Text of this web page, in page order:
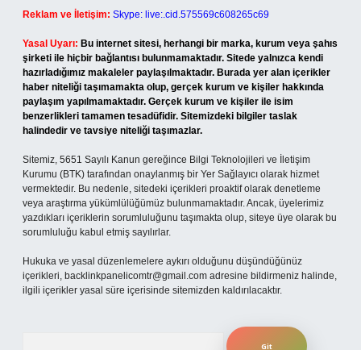
Reklam ve İletişim: Skype: live:.cid.575569c608265c69
Yasal Uyarı: Bu internet sitesi, herhangi bir marka, kurum veya şahıs
şirketi ile hiçbir bağlantısı bulunmamaktadır. Sitede yalnızca kendi
hazırladığımız makaleler paylaşılmaktadır. Burada yer alan içerikler
haber niteliği taşımamakta olup, gerçek kurum ve kişiler hakkında
paylaşım yapılmamaktadır. Gerçek kurum ve kişiler ile isim
benzerlikleri tamamen tesadüfidir. Sitemizdeki bilgiler taslak
halindedir ve tavsiye niteliği taşımazlar.
Sitemiz, 5651 Sayılı Kanun gereğince Bilgi Teknolojileri ve İletişim
Kurumu (BTK) tarafından onaylanmış bir Yer Sağlayıcı olarak hizmet
vermektedir. Bu nedenle, sitedeki içerikleri proaktif olarak denetleme
veya araştırma yükümlülüğümüz bulunmamaktadır. Ancak, üyelerimiz
yazdıkları içeriklerin sorumluluğunu taşımakta olup, siteye üye olarak bu
sorumluluğu kabul etmiş sayılırlar.
Hukuka ve yasal düzenlemelere aykırı olduğunu düşündüğünüz
içerikleri, backlinkpanelicomtr@gmail.com adresine bildirmeniz halinde,
ilgili içerikler yasal süre içerisinde sitemizden kaldırılacaktır.